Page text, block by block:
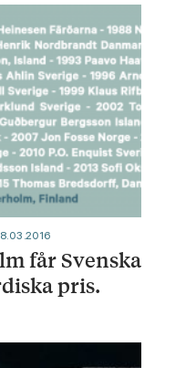
får Svenska
pris.